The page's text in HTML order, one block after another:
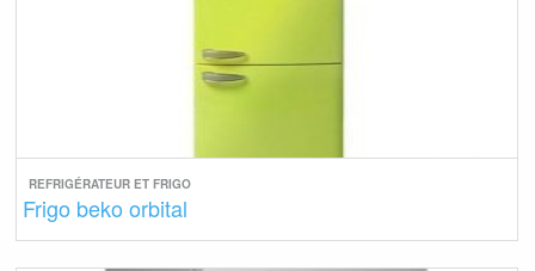
REFRIGÉRATEUR ET FRIGO
Frigo beko orbital